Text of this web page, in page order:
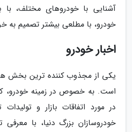
آشنایی با خودروهای مختلف، با
خودرو، با مطلعی بیشتر تصمیم به
اخبار خودرو
یکی از مجذوب کننده ترین بخش
است. به خصوص در زمینه خودرو،
در مورد اتفاقات بازار و
خودروسازان بزرگ دنیا، با